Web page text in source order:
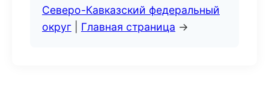
Северо-Кавказский федеральный
округ
Главная страница →